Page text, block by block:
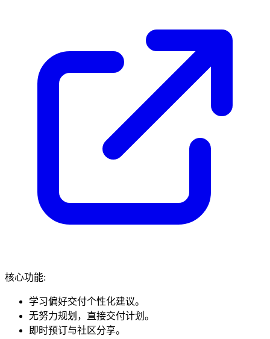
核心功能:
学习偏好交付个性化建议。
无努力规划，直接交付计划。
即时预订与社区分享。